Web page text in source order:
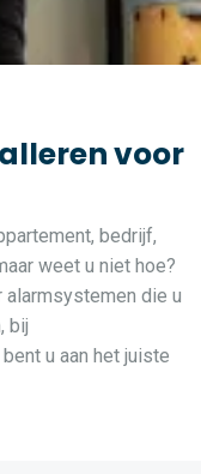
voor
bedrijf,
weet u niet hoe?
alarmsystemen die u
bij
u aan het juiste